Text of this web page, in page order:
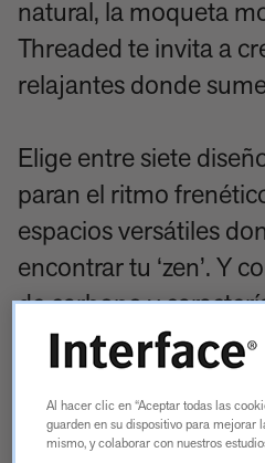
natural, la moqueta
Threaded te invita a
relajantes donde
Elige entre siete
paran el ritmo
espacios versátiles
encontrar tu ‘zen’. Y
de carbono y
rendimiento, cada
hecha para durar.
Al hacer clic en “Aceptar todas las
guarden en su dispositivo para mejorar
mismo, y colaborar con nuestros